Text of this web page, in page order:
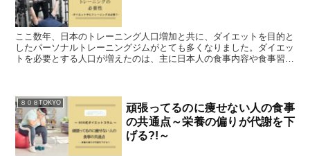
ここ数年、日本のトレーニング人口増加と共に、ダイエットを目的と
したパーソナルトレーニングジムがとても多くなりました。ダイエッ
トを必要とする人口が増えたのは、主に日本人の食事内容や食事習慣
８０８TOKYO
頑張ってるのに痩せない人の食事
の共通点～栄養の偏りが代謝を下
げる?!～